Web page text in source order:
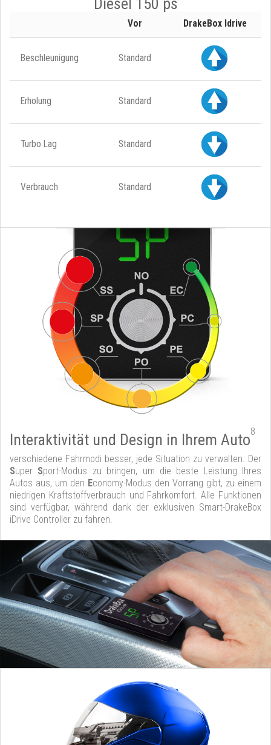
Vor DrakeBox Idrive
Beschleunigung Standard
Erholung Standard
Turbo Lag Standard
Verbrauch Standard
Interaktivität und Design in Ihrem Auto8
verschiedene Fahrmodi besser, jede Situation zu verwalten. Der
Super Sport-Modus zu bringen, um die beste Leistung Ihres
Autos aus, um den Economy-Modus den Vorrang gibt, zu einem
niedrigen Kraftstoffverbrauch und Fahrkomfort. Alle Funktionen
sind verfügbar, während dank der exklusiven Smart-DrakeBox
iDrive Controller zu fahren.